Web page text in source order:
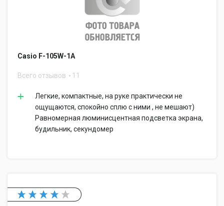
Casio F-105W-1A
Всего отзывов 11
Легкие, компактные, на руке практически не
ощущаются, спокойно сплю с ними , не мешают)
Равномерная люминисцентная подсветка экрана,
будильник, секундомер